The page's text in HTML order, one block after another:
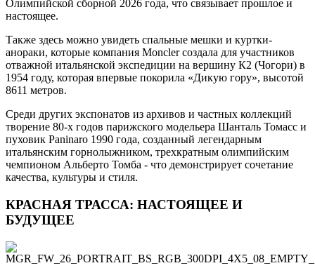
Олимпийской сборной 2026 года, что связывает прошлое и
настоящее.
Также здесь можно увидеть спальные мешки и куртки-
анораки, которые компания Moncler создала для участников
отважной итальянской экспедиции на вершину К2 (Чогори) в
1954 году, которая впервые покорила «Дикую гору», высотой
8611 метров.
Среди других экспонатов из архивов и частных коллекций
творение 80-х годов парижского модельера Шанталь Томасс и
пуховик Paninaro 1990 года, созданный легендарным
итальянским горнолыжником, трехкратным олимпийским
чемпионом Альберто Томба - что демонстрирует сочетание
качества, культуры и стиля.
КРАСНАЯ ТРАССА: НАСТОЯЩЕЕ И
БУДУЩЕЕ